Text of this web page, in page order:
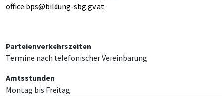
office.bps@bildung-sbg.gv.at
Parteienverkehrszeiten
Termine nach telefonischer Vereinbarung
Amtsstunden
Montag bis Freitag: